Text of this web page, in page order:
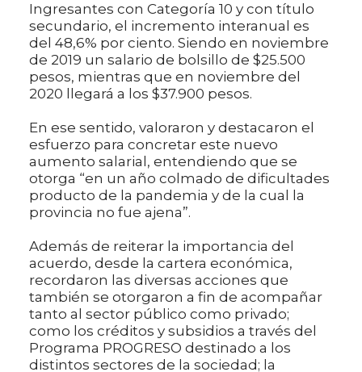
Ingresantes con Categoría 10 y con título
secundario, el incremento interanual es
del 48,6% por ciento. Siendo en noviembre
de 2019 un salario de bolsillo de $25.500
pesos, mientras que en noviembre del
2020 llegará a los $37.900 pesos.
En ese sentido, valoraron y destacaron el
esfuerzo para concretar este nuevo
aumento salarial, entendiendo que se
otorga “en un año colmado de dificultades
producto de la pandemia y de la cual la
provincia no fue ajena”.
Además de reiterar la importancia del
acuerdo, desde la cartera económica,
recordaron las diversas acciones que
también se otorgaron a fin de acompañar
tanto al sector público como privado;
como los créditos y subsidios a través del
Programa PROGRESO destinado a los
distintos sectores de la sociedad; la